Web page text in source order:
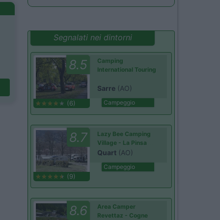
Segnalati nei dintorni
8.5
(6)
Camping
International Touring
Sarre (AO)
Campeggio
8.7
(9)
Lazy Bee Camping
Village - La Pinsa
Quart (AO)
Campeggio
8.6
Area Camper
Revettaz - Cogne